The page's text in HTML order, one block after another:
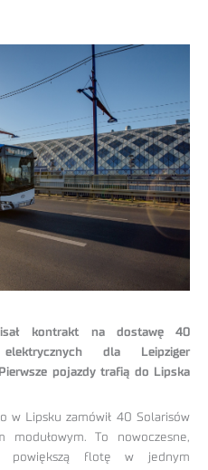
kontrakt na dostawę 40
dla Leipziger
pojazdy trafią do Lipska
w Lipsku zamówił 40 Solarisów
To nowoczesne,
powiększą flotę w jednym